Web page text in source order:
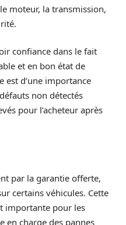
moteur, la transmission,
confiance dans le fait
et en bon état de
est d’une importance
non détectés
pour l’acheteur après
par la garantie offerte,
certains véhicules. Cette
importante pour les
en charge des pannes